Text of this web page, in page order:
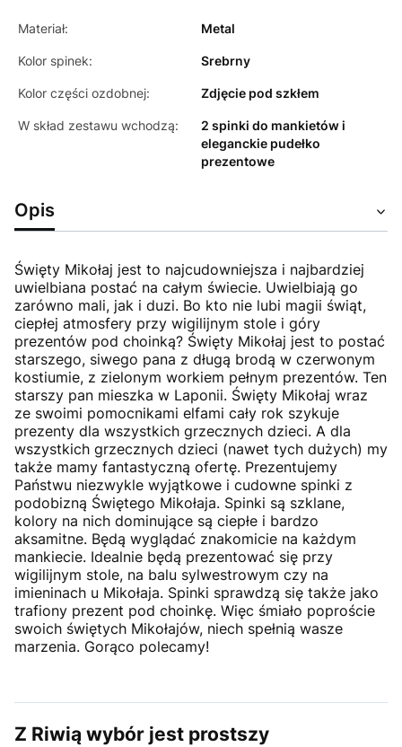
Materiał: Metal
Kolor spinek: Srebrny
Kolor części ozdobnej: Zdjęcie pod szkłem
W skład zestawu wchodzą:
2 spinki do mankietów i
eleganckie pudełko
prezentowe
Opis
Święty Mikołaj jest to najcudowniejsza i najbardziej
uwielbiana postać na całym świecie. Uwielbiają go
zarówno mali, jak i duzi. Bo kto nie lubi magii świąt,
ciepłej atmosfery przy wigilijnym stole i góry
prezentów pod choinką? Święty Mikołaj jest to postać
starszego, siwego pana z długą brodą w czerwonym
kostiumie, z zielonym workiem pełnym prezentów. Ten
starszy pan mieszka w Laponii. Święty Mikołaj wraz
ze swoimi pomocnikami elfami cały rok szykuje
prezenty dla wszystkich grzecznych dzieci. A dla
wszystkich grzecznych dzieci (nawet tych dużych) my
także mamy fantastyczną ofertę. Prezentujemy
Państwu niezwykle wyjątkowe i cudowne spinki z
podobizną Świętego Mikołaja. Spinki są szklane,
kolory na nich dominujące są ciepłe i bardzo
aksamitne. Będą wyglądać znakomicie na każdym
mankiecie. Idealnie będą prezentować się przy
wigilijnym stole, na balu sylwestrowym czy na
imieninach u Mikołaja. Spinki sprawdzą się także jako
trafiony prezent pod choinkę. Więc śmiało poproście
swoich świętych Mikołajów, niech spełnią wasze
marzenia. Gorąco polecamy!
Z Riwią wybór jest prostszy